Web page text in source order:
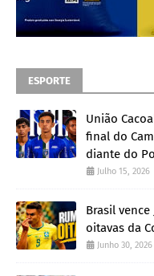
ESPORTE
União
final do
diante do
Julho 15, 2026
Brasil
oitavas da
Junho 30, 2026